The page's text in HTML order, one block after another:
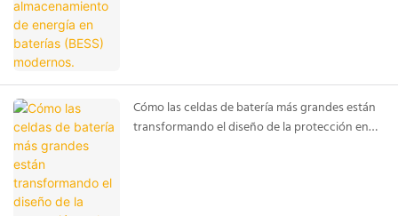
Cómo las celdas de batería más grandes están
transformando el diseño de la protección en